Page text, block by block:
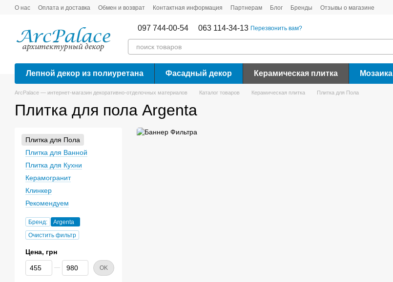
Перейти к основному контенту
О нас Оплата и доставка Обмен и возврат Контактная информация Партнерам Блог Бренды Отзывы о магазине
097 744-00-54 063 114-34-13 Перезвонить вам?
Лепной декор из полиуретана Фасадный декор Керамическая плитка Мозаика
ArcPalace — интернет-магазин декоративно-отделочных материалов Каталог товаров Керамическая плитка Плитка для Пола
Плитка для пола Argenta
Плитка для Пола
Плитка для Ванной
Плитка для Кухни
Керамогранит
Клинкер
Рекомендуем
Бренд:
Argenta
Очистить фильтр
Цена, грн
От Цена, грн
До Цена, грн OK